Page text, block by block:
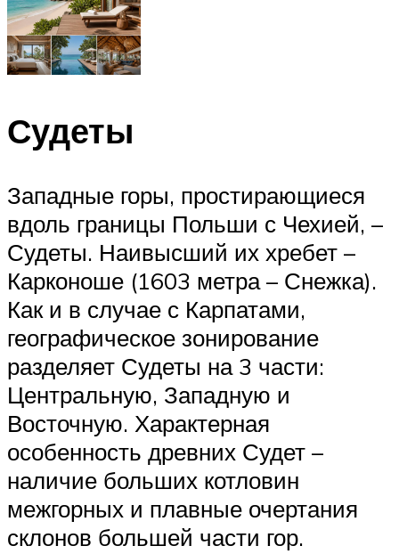
Судеты
Западные горы, простирающиеся
вдоль границы Польши с Чехией, –
Судеты. Наивысший их хребет –
Карконоше (1603 метра – Снежка).
Как и в случае с Карпатами,
географическое зонирование
разделяет Судеты на 3 части:
Центральную, Западную и
Восточную. Характерная
особенность древних Судет –
наличие больших котловин
межгорных и плавные очертания
склонов большей части гор.